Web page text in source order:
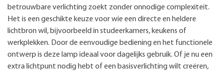
betrouwbare verlichting zoekt zonder onnodige complexiteit.
Het is een geschikte keuze voor wie een directe en heldere
lichtbron wil, bijvoorbeeld in studeerkamers, keukens of
werkplekken. Door de eenvoudige bediening en het functionele
ontwerp is deze lamp ideaal voor dagelijks gebruik. Of je nu een
extra lichtpunt nodig hebt of een basisverlichting wilt creëren,